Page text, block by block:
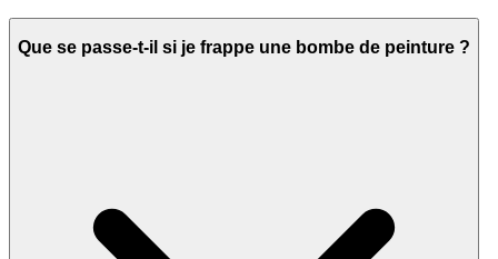
Que se passe-t-il si je frappe une bombe de peinture ?